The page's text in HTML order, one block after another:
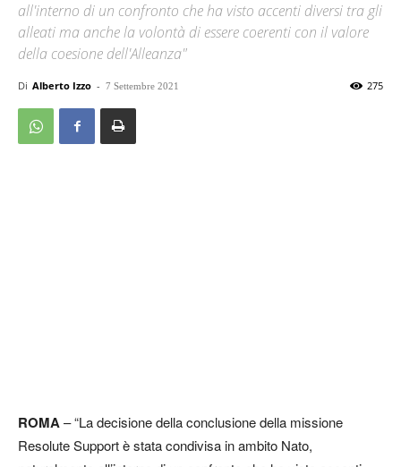
all'interno di un confronto che ha visto accenti diversi tra gli
alleati ma anche la volontà di essere coerenti con il valore
della coesione dell'Alleanza"
Di Alberto Izzo - 7 Settembre 2021 275
ROMA– “La decisione della conclusione della missione
Resolute Support è stata condivisa in ambito Nato,